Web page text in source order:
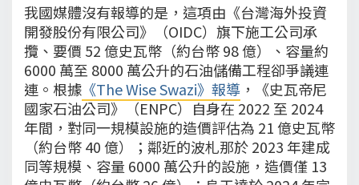
我國媒體沒有報導的是，這項由《台灣海外投資
開發股份有限公司》（OIDC）旗下施工公司承
攬、要價 52 億史瓦幣（約台幣 98 億）、容量約
6000 萬至 8000 萬公升的石油儲備工程卻爭議連
連。根據 《The Wise Swazi》報導 ，《史瓦帝尼
國家石油公司》（ENPC）自身在 2022 至 2024
年間，對同一規模設施的造價評估為 21 億史瓦幣
（約台幣 40 億）；鄰近的波札那於 2023 年建成
同等規模、容量 6000 萬公升的設施，造價僅 13